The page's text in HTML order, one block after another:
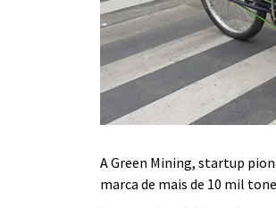
A Green Mining, startup
marca de mais de 10 mil